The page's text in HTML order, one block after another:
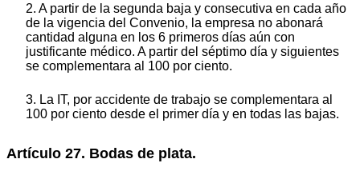
2. A partir de la segunda baja y consecutiva en cada año
de la vigencia del Convenio, la empresa no abonará
cantidad alguna en los 6 primeros días aún con
justificante médico. A partir del séptimo día y siguientes
se complementara al 100 por ciento.
3. La IT, por accidente de trabajo se complementara al
100 por ciento desde el primer día y en todas las bajas.
Artículo 27. Bodas de plata.